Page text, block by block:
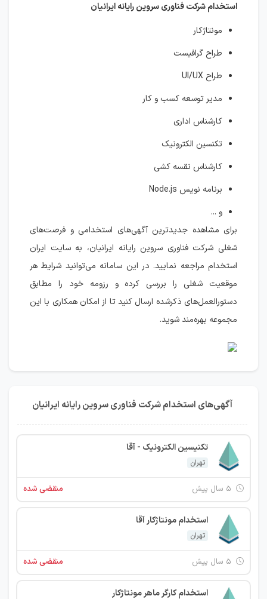
استخدام شرکت فناوری سروین رایانه ایرانیان
مونتاژکار
طراح گرافیست
طراح UI/UX
مدیر توسعه کسب و کار
کارشناس اداری
تکنسین الکترونیک
کارشناس نقسه کشی
برنامه نویس Node.js
و ...
برای مشاهده جدیدترین آگهی‌های استخدامی و فرصت‌های
شغلی شرکت فناوری سروین رایانه ایرانیان، به سایت ایران
استخدام مراجعه نمایید. در این سامانه می‌توانید شرایط هر
موقعیت شغلی را بررسی کرده و رزومه خود را مطابق
دستورالعمل‌های ذکرشده ارسال کنید تا از امکان همکاری با این
مجموعه بهره‌مند شوید.
آگهی‌های استخدام شرکت فناوری سروین رایانه ایرانیان
تکنیسین الکترونیک - آقا
تهران
منقضی شده
استخدام مونتاژکار آقا
تهران
منقضی شده
استخدام کارگر ماهر مونتاژکار